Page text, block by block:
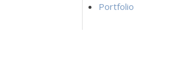
Portfolio